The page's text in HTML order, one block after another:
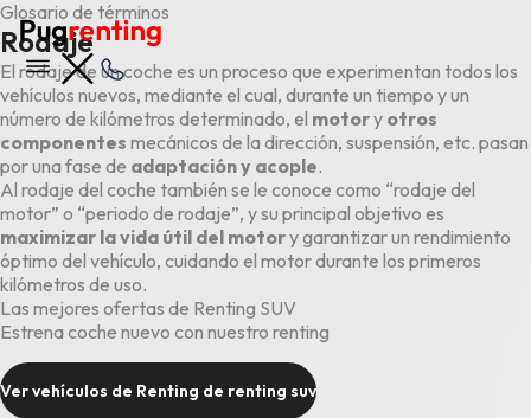
Glosario de términos
Rodaje
El rodaje de un coche es un proceso que experimentan todos los
vehículos nuevos, mediante el cual, durante un tiempo y un
número de kilómetros determinado, el motory otros
componentes mecánicos de la dirección, suspensión, etc. pasan
por una fase de adaptación y acople.
Al rodaje del coche también se le conoce como “rodaje del
motor” o “periodo de rodaje”, y su principal objetivo es
maximizar la vida útil del motory garantizar un rendimiento
óptimo del vehículo, cuidando el motor durante los primeros
kilómetros de uso.
Las mejores ofertas de Renting SUV
Estrena coche nuevo con nuestro renting
Ver vehículos de Renting de renting suv